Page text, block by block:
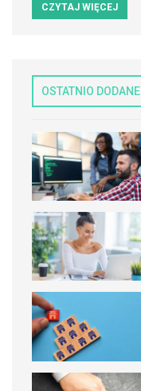
CZYTAJ WIĘCEJ
OSTATNIO DODANE